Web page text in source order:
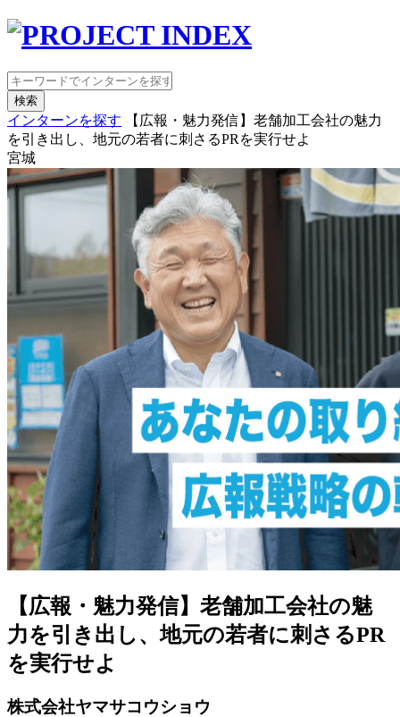
検索
インターンを探す
【広報・魅力発信】老舗加工会社の魅力
を引き出し、地元の若者に刺さるPRを実行せよ
宮城
【広報・魅力発信】老舗加工会社の魅
力を引き出し、地元の若者に刺さるPR
を実行せよ
株式会社ヤマサコウショウ